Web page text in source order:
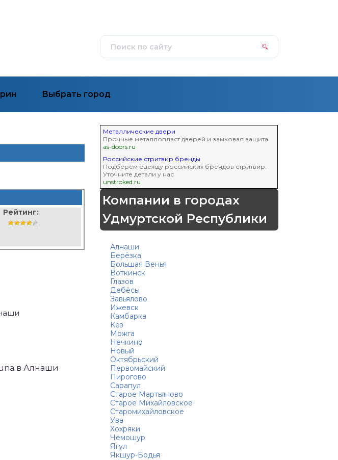
Выбрать город
Рейтинг:
в Алнаши
Металлические двери
Прочные металлопласт дверей и замковая защита
as-doors.ru
Российские стритвир бренды
Подберем одежду российских брендов стритвир.
Уточните детали у нас
unstroked.ru
Компании в городах
Удмуртской Республики
Алнаши
Берёзка
Большая Венья
Воткинск
Глазов
Дебёсы
Завьялово
Ижевск
Камбарка
Кез
Можга
Нечкино
Новый
Октябрьский
Первомайский
Пирогово
Сарапул
Старое Мартьяново
Старое Михайловское
Старомихайловское
Ува
Хохряки
Чемошур
Ягул
Якшур-Бодья